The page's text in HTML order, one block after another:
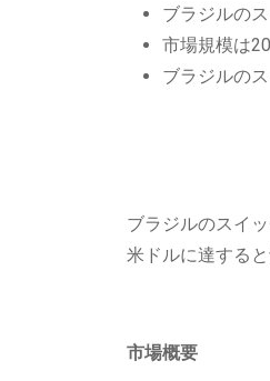
ブラジルの
市場規模は
ブラジルの
ブラジルのスイ
米ドルに達する
市場概要